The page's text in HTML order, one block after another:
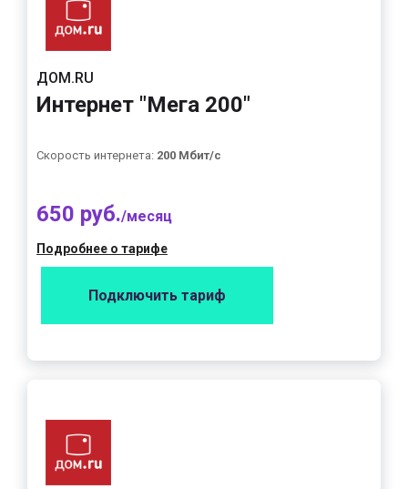
ДОМ.RU
Интернет "Мега 200"
Скорость интернета: 200 Мбит/с
650 руб./месяц
Подробнее о тарифе
Подключить тариф